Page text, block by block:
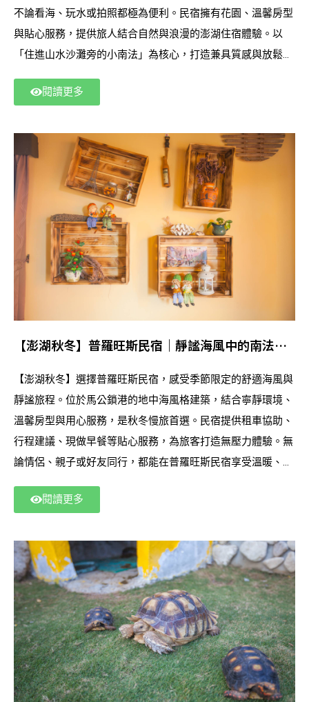
不論看海、玩水或拍照都極為便利。民宿擁有花園、溫馨房型
與貼心服務，提供旅人結合自然與浪漫的澎湖住宿體驗。以
「住進山水沙灘旁的小南法」為核心，打造兼具質感與放鬆的
閱讀更多
【澎湖秋冬】普羅旺斯民宿｜靜謐海風中的南法假
【澎湖秋冬】選擇普羅旺斯民宿，感受季節限定的舒適海風與
靜謐旅程。位於馬公鎖港的地中海風格建築，結合寧靜環境、
溫馨房型與用心服務，是秋冬慢旅首選。民宿提供租車協助、
行程建議、現做早餐等貼心服務，為旅客打造無壓力體驗。無
論情侶、親子或好友同行，都能在普羅旺斯民宿享受溫暖、自
閱讀更多